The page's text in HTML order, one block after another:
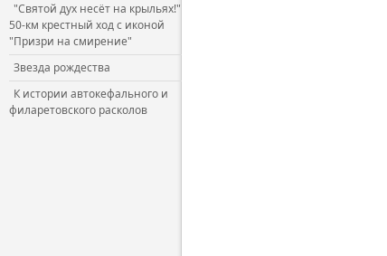
"Святой дух несёт на крыльях!"
50-км крестный ход с иконой
"Призри на смирение"
Звезда рождества
К истории автокефального и
филаретовского расколов